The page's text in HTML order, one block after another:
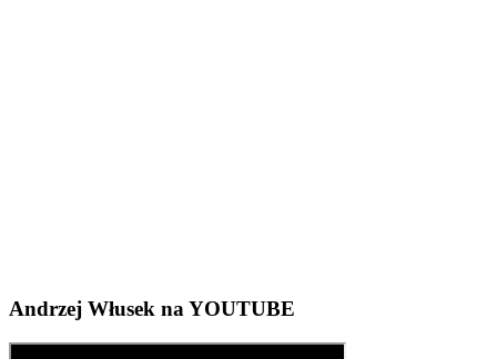
Andrzej Włusek na YOUTUBE